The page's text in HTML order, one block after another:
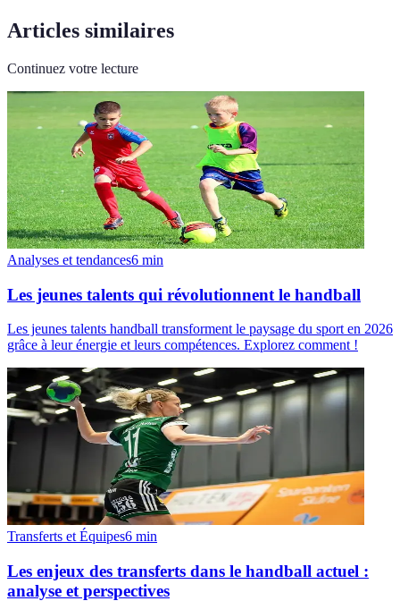
Articles similaires
Continuez votre lecture
Analyses et tendances6 min
Les jeunes talents qui révolutionnent le handball
Les jeunes talents handball transforment le paysage du sport en 2026
grâce à leur énergie et leurs compétences. Explorez comment !
Transferts et Équipes6 min
Les enjeux des transferts dans le handball actuel :
analyse et perspectives